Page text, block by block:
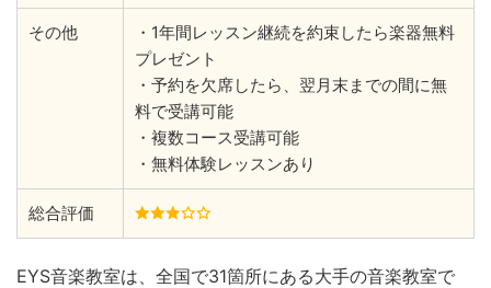
その他
・1年間レッスン継続を約束したら楽器無料
プレゼント
・予約を欠席したら、翌月末までの間に無
料で受講可能
・複数コース受講可能
・無料体験レッスンあり
総合評価
EYS音楽教室は、全国で31箇所にある大手の音楽教室で